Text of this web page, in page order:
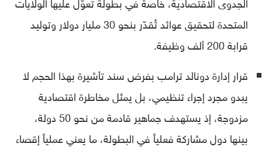
المتحدة لتحقيق عوائد تُقدّر بنحو 30 مليار دولار وتوليد
قرابة 200 ألف وظيفة.
قرار إدارة دونالد ترامب بفرض سند تأشيرة بهذا الحجم لا
يبدو مجرد إجراء تنظيمي، بل يمثل مخاطرة اقتصادية
مزدوجة، إذ يستهدف جماهير قادمة من نحو 50 دولة،
بينها دول مشاركة فعلياً في البطولة، ما يعني عملياً إقصاء